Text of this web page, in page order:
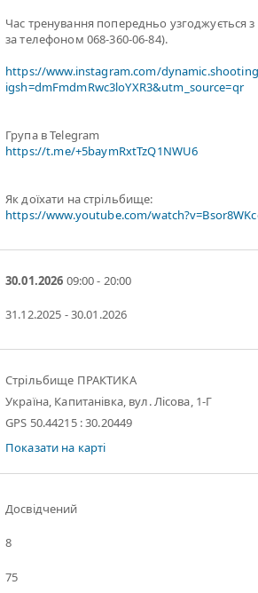
Час тренування попередньо узгоджується з
за телефоном 068-360-06-84).
https://www.instagram.com/
igsh=dmFmdmRwc3loYXR3&utm_source=qr
Група в Telegram
https://t.me/+5baymRxtTzQ1NWU6
Як доїхати на стрільбище:
https://www.youtube.com/
30.01.2026 09:00 - 20:00
31.12.2025 - 30.01.2026
Стрільбище ПРАКТИКА
Україна, Капитанівка, вул. Лісова, 1-Г
GPS 50.44215 : 30.20449
Показати на карті
Досвідчений
8
75